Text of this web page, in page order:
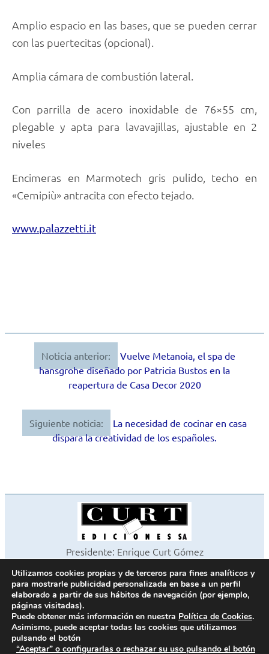
Amplio espacio en las bases, que se pueden cerrar
con las puertecitas (opcional).
Amplia cámara de combustión lateral.
Con parrilla de acero inoxidable de 76×55 cm,
plegable y apta para lavavajillas, ajustable en 2
niveles
Encimeras en Marmotech gris pulido, techo en
«Cemipiù» antracita con efecto tejado.
www.palazzetti.it
Navegación
Noticia anterior:
Vuelve Metanoia, el spa de
hansgrohe diseñado por Patricia Bustos en la
reapertura de Casa Decor 2020
Siguiente noticia:
La necesidad de cocinar en casa
dispara la creatividad de los españoles.
Presidente: Enrique Curt Gómez
©2026 Revista Cocinas y Baños
Todos los derechos reservados
Paseo de Gracia, 63. 1º 2ª. 08008 Barcelona -
Fax 933 183 505
Utilizamos cookies propias y de terceros para fines analíticos y
para mostrarle publicidad personalizada en base a un perfil
elaborado a partir de sus hábitos de navegación (por ejemplo,
páginas visitadas).
Puede obtener más información en nuestra Política de Cookies.
Asimismo, puede aceptar todas las cookies que utilizamos
pulsando el botón
“Aceptar” o configurarlas o rechazar su uso pulsando el botón